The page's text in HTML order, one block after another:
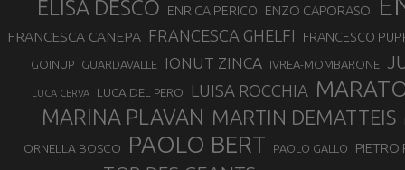
ELISA DESCO ENRICA PERICO ENZO CAPORASO
FRANCESCA CANEPA FRANCESCA GHELFI FRANCESCO
GOINUP GUARDAVALLE IONUT ZINCA IVREA-MOMBARONE
LUCA CERVA LUCA DEL PERO LUISA ROCCHIA
MARINA PLAVAN MARTIN DEMATTEIS
ORNELLA BOSCO PAOLO BERT PAOLO GALLO PIETRO